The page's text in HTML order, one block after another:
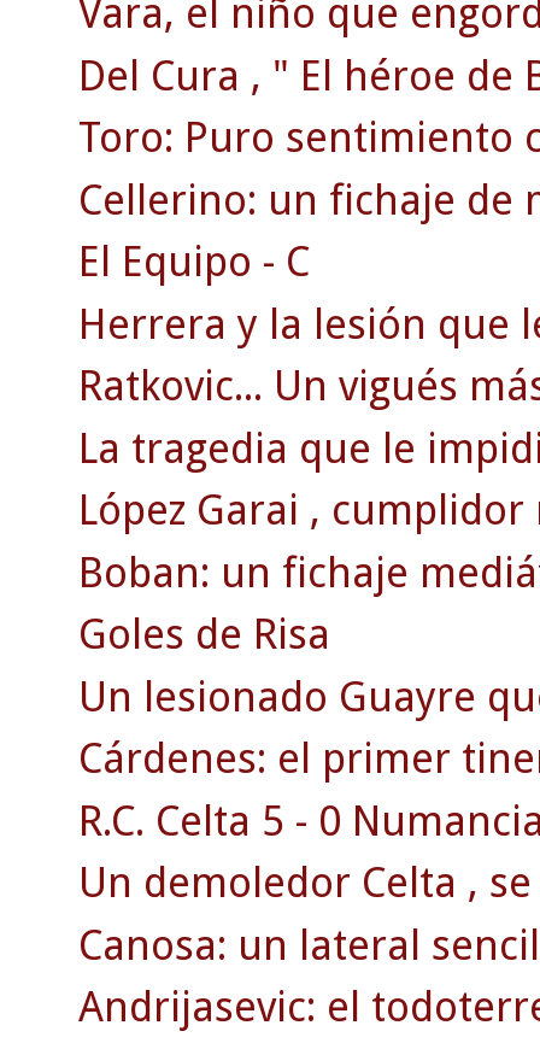
Vara, el niño que
Del Cura , " El héroe de
Toro: Puro sentimiento
Cellerino: un fichaje de
El Equipo - C
Herrera y la lesión que
Ratkovic... Un vigués
La tragedia que le
López Garai ,
Boban: un fichaje
Goles de Risa
Un lesionado Guayre
Cárdenes: el primer
R.C. Celta 5 - 0
Un demoledor Celta ,
Canosa: un lateral
Andrijasevic: el